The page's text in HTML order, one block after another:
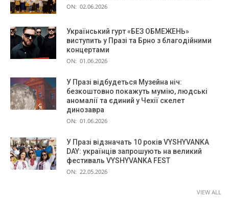
ON: 02.06.2026
Український гурт «БЕЗ ОБМЕЖЕНЬ»
виступить у Празі та Брно з благодійними
концертами
ON: 01.06.2026
У Празі відбудеться Музейна ніч:
безкоштовно покажуть мумію, людські
аномалії та єдиний у Чехії скелет
динозавра
ON: 01.06.2026
У Празі відзначать 10 років VYSHYVANKA
DAY: українців запрошують на великий
фестиваль VYSHYVANKA FEST
ON: 22.05.2026
VIEW ALL